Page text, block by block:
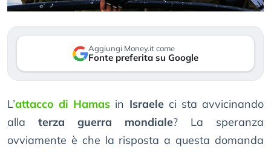
Aggiungi Money.it come
Fonte preferita su Google
L’attacco di Hamas in Israele ci sta avvicinando
alla terza guerra mondiale? La speranza
ovviamente è che la risposta a questa domanda